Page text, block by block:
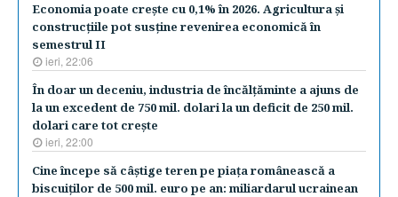
Economia poate creşte cu 0,1% în 2026. Agricultura şi
construcţiile pot susţine revenirea economică în
semestrul II
ieri, 22:06
În doar un deceniu, industria de încălţăminte a ajuns de
la un excedent de 750 mil. dolari la un deficit de 250 mil.
dolari care tot creşte
ieri, 22:00
Cine începe să câştige teren pe piaţa românească a
biscuiţilor de 500 mil. euro pe an: miliardarul ucrainean